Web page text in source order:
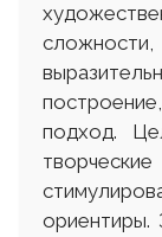
подход.
ориентиры.